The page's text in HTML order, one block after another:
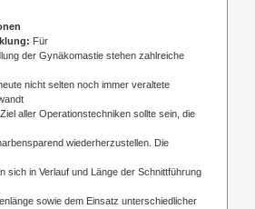
Für
der Gynäkomastie stehen zahlreiche
nicht selten noch immer veraltete
aller Operationstechniken sollte sein, die
wiederherzustellen. Die
sich in Verlauf und Länge der Schnittführung
sowie dem Einsatz unterschiedlicher